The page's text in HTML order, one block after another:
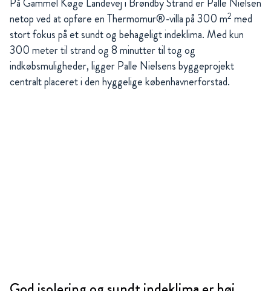
På Gammel Køge Landevej i Brøndby Strand er Palle Nielsen
netop ved at opføre en Thermomur®-villa på 300 m2 med
stort fokus på et sundt og behageligt indeklima. Med kun
300 meter til strand og 8 minutter til tog og
indkøbsmuligheder, ligger Palle Nielsens byggeprojekt
centralt placeret i den hyggelige københavnerforstad.